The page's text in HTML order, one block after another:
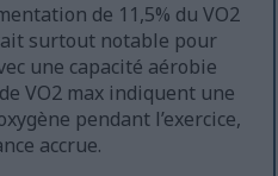
de 11,5% du VO2
surtout notable pour
une capacité aérobie
VO2 max indiquent une
pendant l’exercice,
accrue.